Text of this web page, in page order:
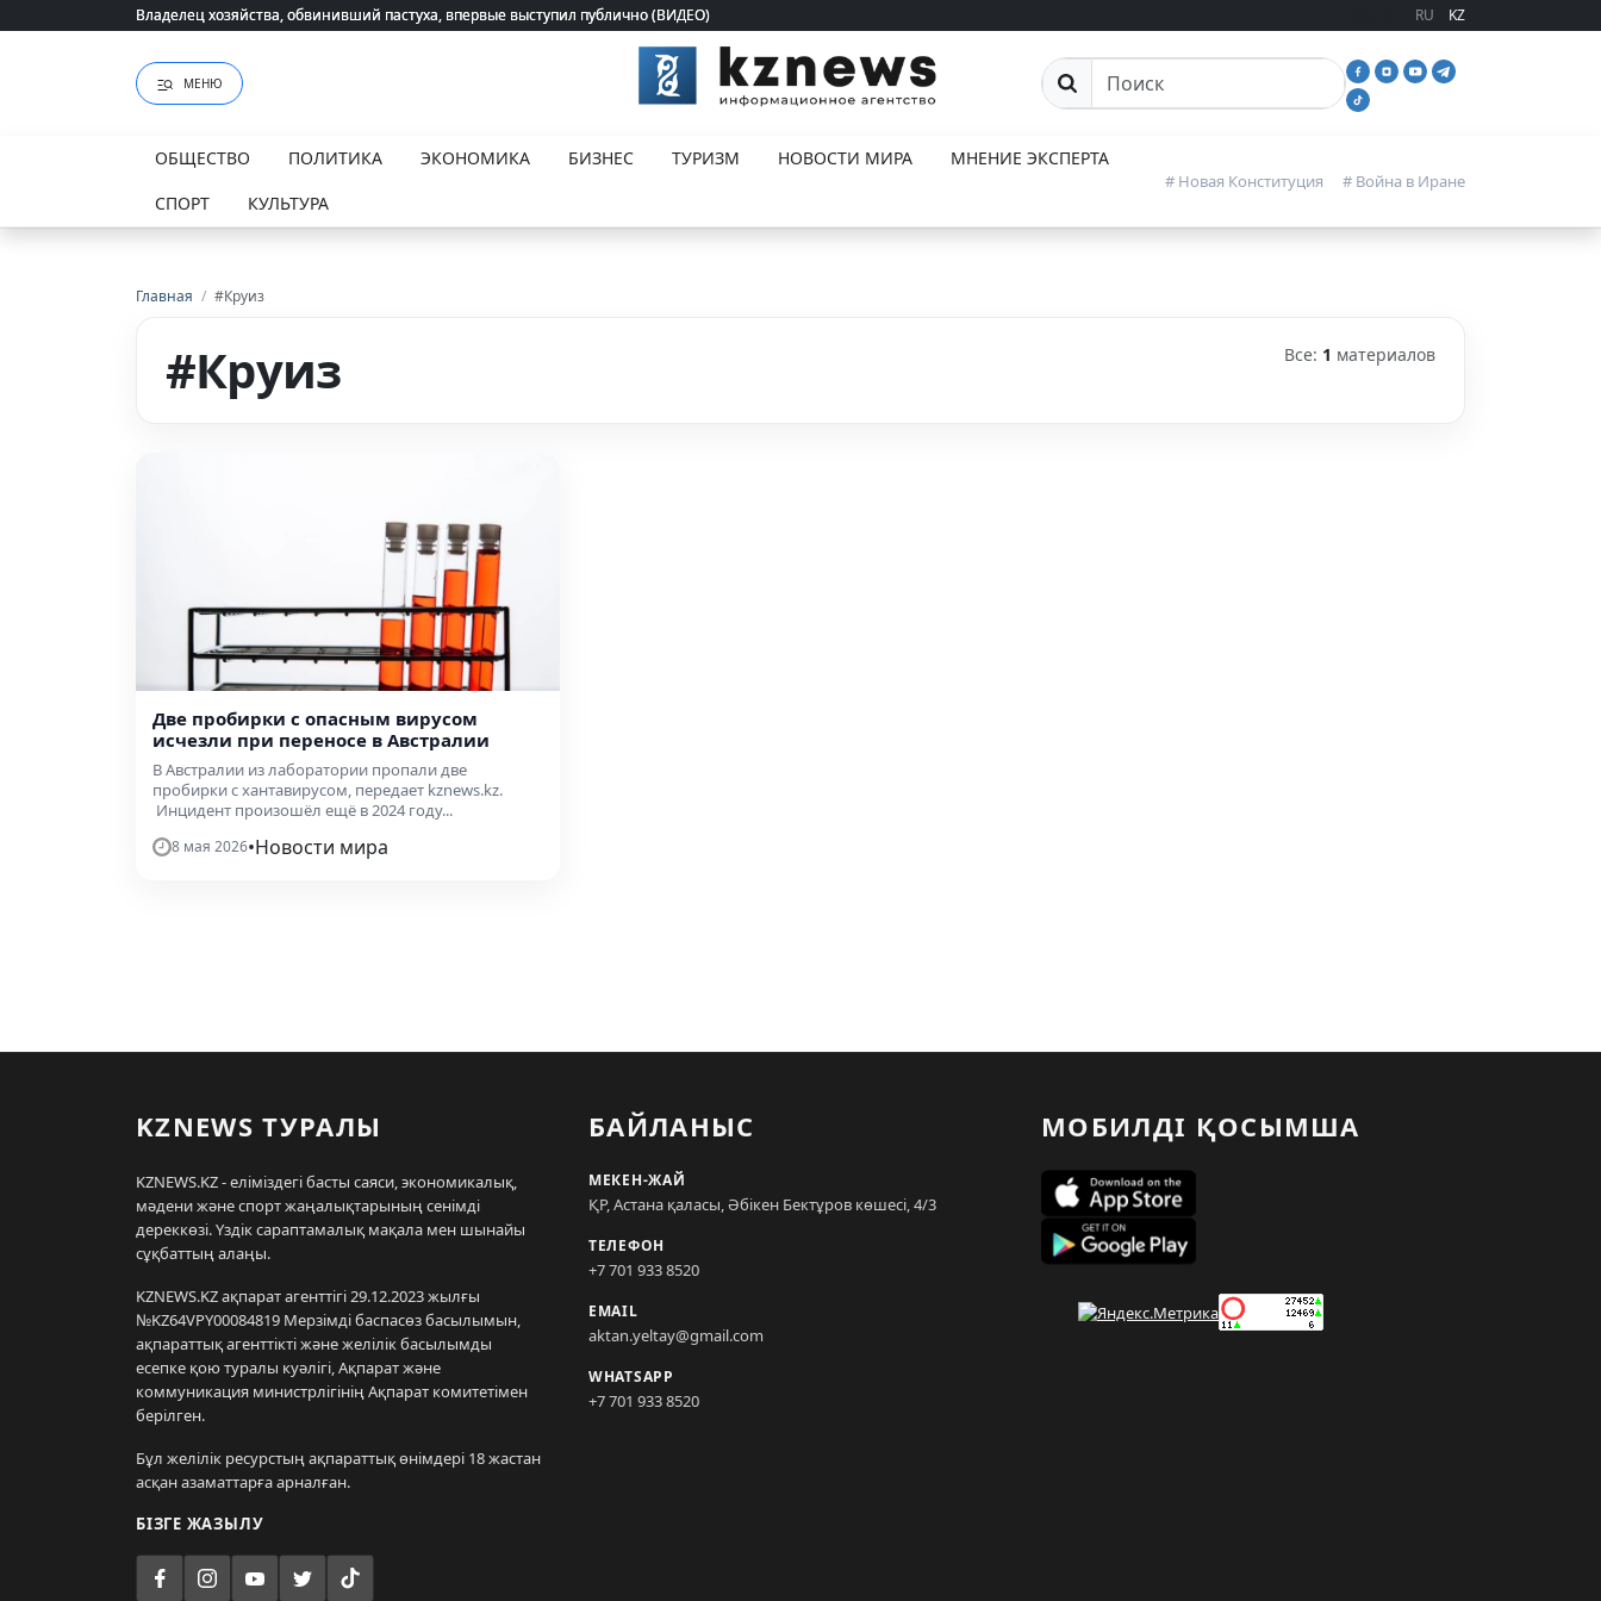
Владелец хозяйства, обвинивший пастуха, впервые выступил публично (ВИДЕО)
Владелец хозяйства, обвинивший пастуха, впервые выступил публично (ВИДЕО) RU KZ
МЕНЮ Поиск
ОБЩЕСТВО ПОЛИТИКА ЭКОНОМИКА БИЗНЕС ТУРИЗМ НОВОСТИ МИРА
МНЕНИЕ ЭКСПЕРТА
СПОРТ
КУЛЬТУРА
# Новая Конституция # Война в Иране
Главная / #Круиз
#Круиз Все: 1 материалов
Две пробирки с опасным вирусом
исчезли при переносе в Австралии
В Австралии из лаборатории пропали две
пробирки с хантавирусом, передает kznews.kz.
Инцидент произошёл ещё в 2024 году...
8 мая 2026•Новости мира
KZNEWS ТУРАЛЫ
KZNEWS.KZ - еліміздегі басты саяси, экономикалық,
мәдени және спорт жаңалықтарының сенімді
дереккөзі. Үздік сараптамалық мақала мен шынайы
сұқбаттың алаңы.
KZNEWS.KZ ақпарат агенттігі 29.12.2023 жылғы
№KZ64VPY00084819 Мерзімді баспасөз басылымын,
ақпараттық агенттікті және желілік басылымды
есепке қою туралы куәлігі, Ақпарат және
коммуникация министрлігінің Ақпарат комитетімен
берілген.
Бұл желілік ресурстың ақпараттық өнімдері 18 жастан
асқан азаматтарға арналған.
БІЗГЕ ЖАЗЫЛУ
БАЙЛАНЫС
МЕКЕН-ЖАЙ
ҚР, Астана қаласы, Әбікен Бектұров көшесі, 4/3
ТЕЛЕФОН
+7 701 933 8520
EMAIL
aktan.yeltay@gmail.com
WHATSAPP
+7 701 933 8520
МОБИЛДІ ҚОСЫМША